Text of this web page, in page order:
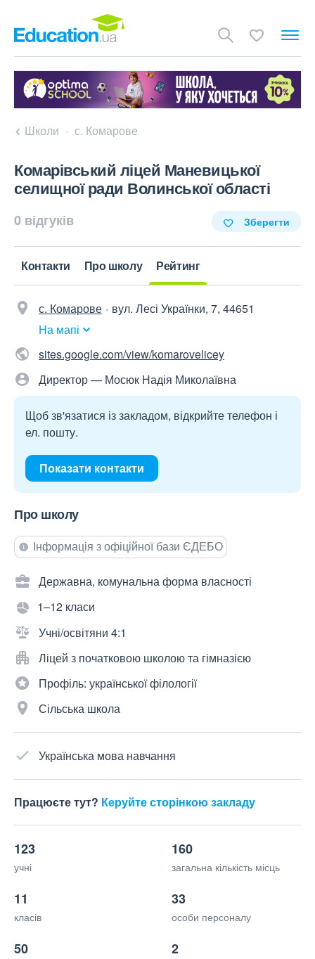
Школи с. Комарове
Комарівський ліцей Маневицької
селищної ради Волинської області
0 відгуків Зберегти
Контакти Про школу Рейтинг
с. Комарове
вул. Лесі Українки, 7, 44651
На мапі
sites.google.com/view/komarovelicey
Директор — Мосюк Надія Миколаївна
Щоб зв'язатися із закладом, відкрийте телефон і
ел. пошту.
Показати контакти
Про школу
Інформація з офіційної бази ЄДЕБО
Державна, комунальна форма власності
1–12 класи
Учні/освітяни 4:1
Ліцей з початковою школою та гімназією
Профіль: української філології
Сільська школа
Українська мова навчання
Працюєте тут? Керуйте сторінкою закладу
123
учні
160
загальна кількість місць
11
класів
33
особи персоналу
50 2